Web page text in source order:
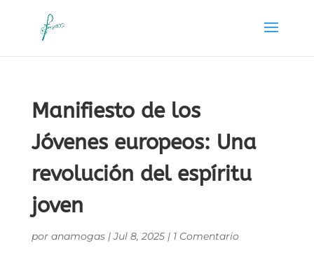
Manifiesto de los
Jóvenes europeos: Una
revolución del espíritu
joven
por anamogas|Jul 8, 2025| 1 Comentario